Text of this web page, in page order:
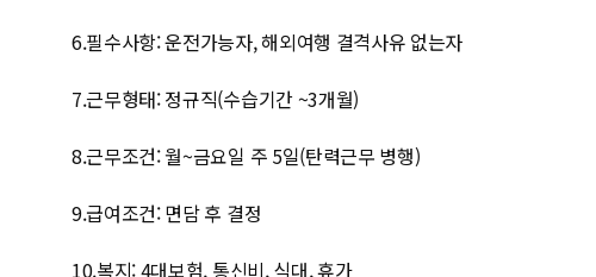
6.필수사항: 운전가능자, 해외여행 결격사유 없는자
7.근무형태: 정규직(수습기간 ~3개월)
8.근무조건: 월~금요일 주 5일(탄력근무 병행)
9.급여조건: 면담 후 결정
10.복지: 4대보험, 통신비, 식대, 휴가